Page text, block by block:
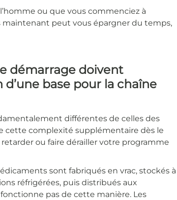
ou que vous commenciez à
maintenant peut vous épargner du temps,
démarrage doivent
base pour la chaîne
différentes de celles des
cette complexité supplémentaire dès le
ou faire dérailler votre programme
sont fabriqués en vrac, stockés à
réfrigérées, puis distribués aux
pas de cette manière. Les